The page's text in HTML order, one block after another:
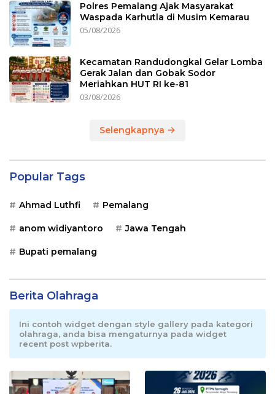
Polres Pemalang Ajak Masyarakat
Waspada Karhutla di Musim Kemarau
05/08/2026
Kecamatan Randudongkal Gelar Lomba
Gerak Jalan dan Gobak Sodor
Meriahkan HUT RI ke-81
03/08/2026
Selengkapnya
Popular Tags
Ahmad Luthfi Pemalang
anom widiyantoro Jawa Tengah
Bupati pemalang
Berita Olahraga
Ini contoh widget dengan style gallery pada kategori
olahraga, anda bisa mengaturnya pada widget
recent post wpberita.